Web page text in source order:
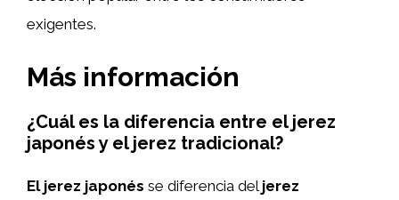
exigentes.
Más información
¿Cuál es la diferencia entre el jerez
japonés y el jerez tradicional?
El jerez japonés se diferencia del jerez